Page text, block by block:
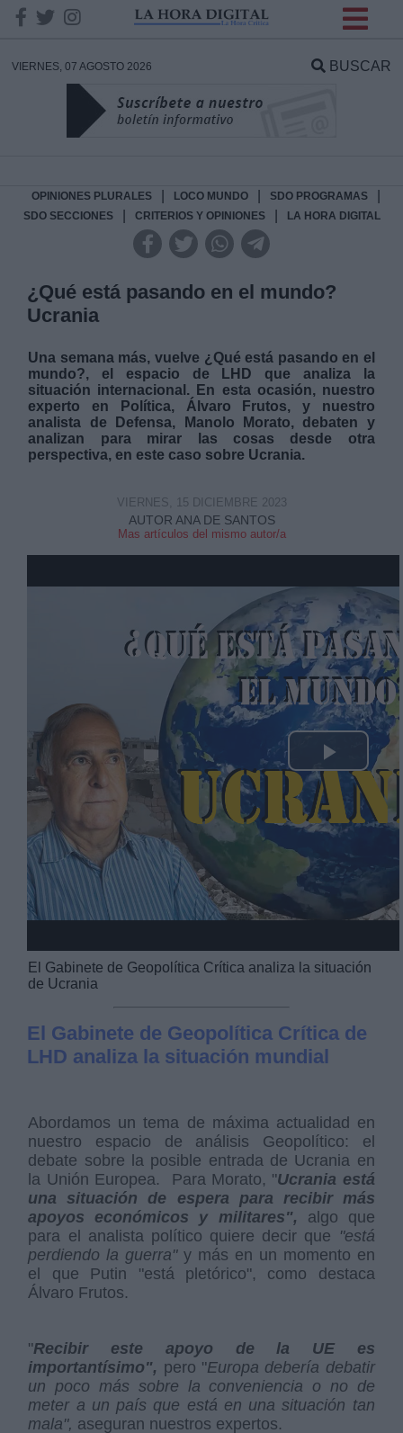
VIERNES, 07 AGOSTO 2026 BUSCAR
OPINIONES PLURALES LOCO MUNDO SDO PROGRAMAS
SDO SECCIONES CRITERIOS Y OPINIONES LA HORA DIGITAL
¿Qué está pasando en el mundo?
Ucrania
Una semana más, vuelve ¿Qué está pasando en el
mundo?, el espacio de LHD que analiza la
situación internacional. En esta ocasión, nuestro
experto en Política, Álvaro Frutos, y nuestro
analista de Defensa, Manolo Morato, debaten y
analizan para mirar las cosas desde otra
perspectiva, en este caso sobre Ucrania.
AUTOR ANA DE SANTOS
Mas artículos del mismo autor/a
VIERNES, 15 DICIEMBRE 2023
Play
Video
El Gabinete de Geopolítica Crítica analiza la situación
de Ucrania
El Gabinete de Geopolítica Crítica de
LHD analiza la situación mundial
Abordamos un tema de máxima actualidad en
nuestro espacio de análisis Geopolítico: el
debate sobre la posible entrada de Ucrania en
la Unión Europea. Para Morato, "Ucrania está
una situación de espera para recibir más
apoyos económicos y militares", algo que
para el analista político quiere decir que "está
perdiendo la guerra"y más en un momento en
el que Putin "está pletórico", como destaca
Álvaro Frutos.
"Recibir este apoyo de la UE es
importantísimo", pero "Europa debería debatir
un poco más sobre la conveniencia o no de
meter a un país que está en una situación tan
mala", aseguran nuestros expertos.
DATOS
Responsable:
Destinatarios: